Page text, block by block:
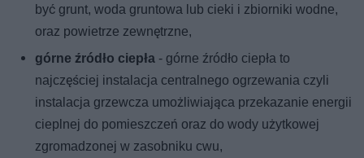
być grunt, woda gruntowa lub cieki i zbiorniki wodne,
oraz powietrze zewnętrzne,
górne źródło ciepła - górne źródło ciepła to
najczęściej instalacja centralnego ogrzewania czyli
instalacja grzewcza umożliwiająca przekazanie energii
cieplnej do pomieszczeń oraz do wody użytkowej
zgromadzonej w zasobniku cwu,